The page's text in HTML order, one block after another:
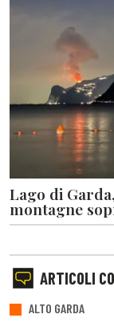
Lago di
montagne
ARTICOLI
ALTO GARDA